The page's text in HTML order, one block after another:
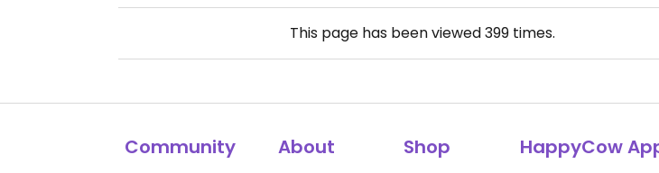
This page has been viewed399 times.
Community About Shop HappyCow